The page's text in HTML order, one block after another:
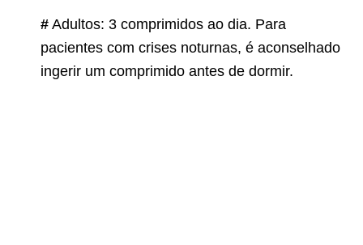
# Adultos: 3 comprimidos ao dia. Para
pacientes com crises noturnas, é aconselhado
ingerir um comprimido antes de dormir.